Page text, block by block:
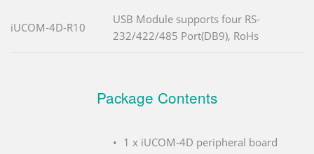
iUCOM-4D-R10
USB Module supports four RS-
232/422/485 Port(DB9), RoHs
Package Contents
1 x iUCOM-4D peripheral board